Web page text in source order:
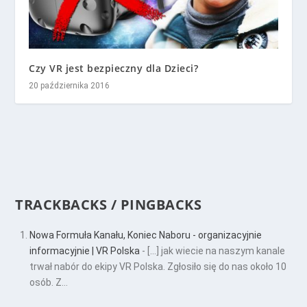
Czy VR jest bezpieczny dla Dzieci?
20 października 2016
TRACKBACKS / PINGBACKS
Nowa Formuła Kanału, Koniec Naboru - organizacyjnie
informacyjnie | VR Polska - […] jak wiecie na naszym kanale
trwał nabór do ekipy VR Polska. Zgłosiło się do nas około 10
osób. Z…